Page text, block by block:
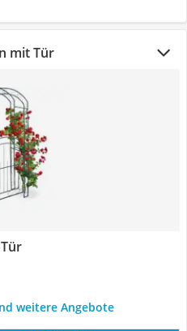
mit Tür
weitere Angebote